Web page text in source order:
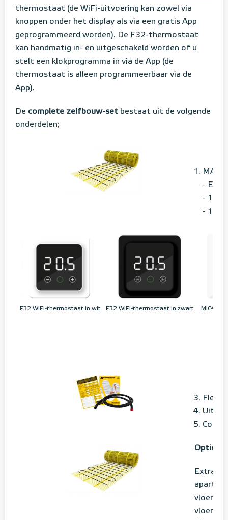
thermostaat (de WiFi-uitvoering kan zowel via
knoppen onder het display als via een gratis App
geprogrammeerd worden). De F32-thermostaat
kan handmatig in- en uitgeschakeld worden of u
stelt een klokprogramma in via de App (de
thermostaat is alleen programmeerbaar via de
App).
De complete zelfbouw-set bestaat uit de volgende
onderdelen;
-
- 150
- 125
F32 WiFi-thermostaat in wit F32 WiFi-thermostaat in zwart MIC²
Extra
aparte
vloer-